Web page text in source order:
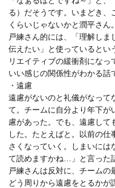
る）だそうです。いまどき、
くらいじゃないかと潤平さん。
戸練さん的には、「理解しま
伝えたい」と使っているとい
リエイティブの緩衝剤にな
いい感じの関係性がわかる話
・遠慮
遠慮がないのと礼儀がなって
て。チームに自分より年下が
慮があった。でも、遠慮して
した。たとえばと。以前の
さくなっていく。しまいには
て読めますかね…」と言った
戸練さんは反対に、チームの
どう周りから遠慮をとるか